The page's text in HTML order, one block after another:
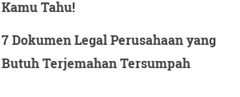
Kamu Tahu!
7 Dokumen Legal Perusahaan yang
Butuh Terjemahan Tersumpah